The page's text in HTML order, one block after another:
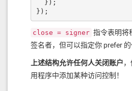
});
close = signer 指令表明将
签名者，但可以指定你 prefer 的
上述结构允许任何人关闭账户
用程序中添加某种访问控制！